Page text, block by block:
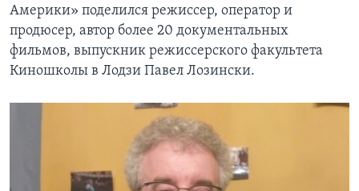
Америки» поделился режиссер, оператор и
продюсер, автор более 20 документальных
фильмов, выпускник режиссерского факультета
Киношколы в Лодзи Павел Лозински.